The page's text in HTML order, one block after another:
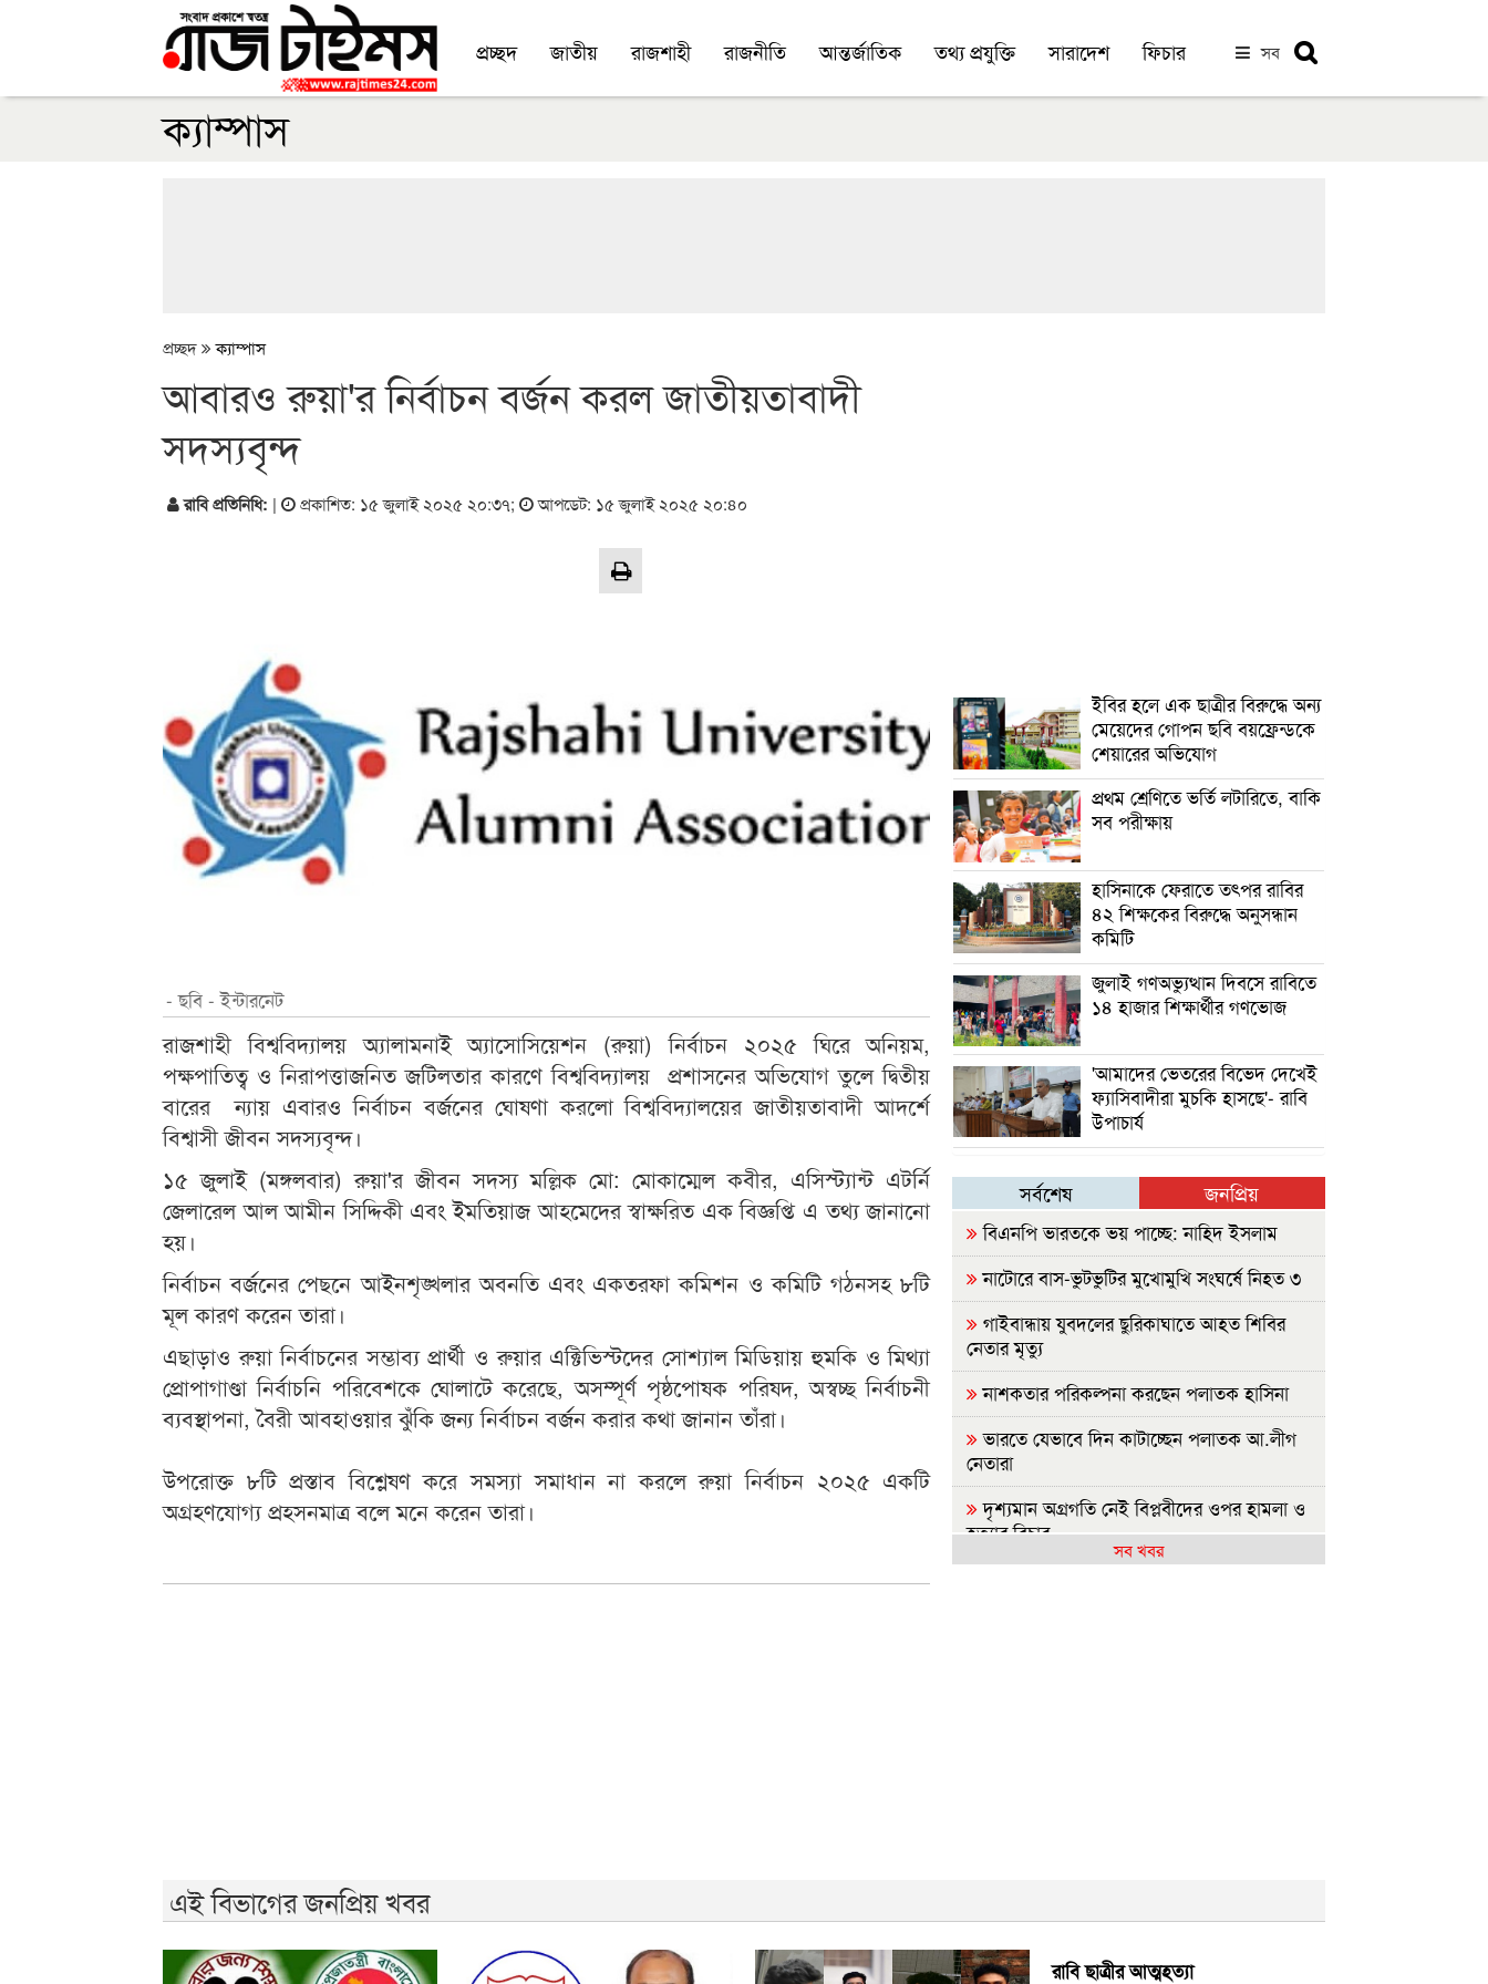
প্রচ্ছদ জাতীয় রাজশাহী রাজনীতি আন্তর্জাতিক তথ্য প্রযুক্তি সারাদেশ ফিচার সব
ক্যাম্পাস
প্রচ্ছদ ক্যাম্পাস
আবারও রুয়া'র নির্বাচন বর্জন করল জাতীয়তাবাদী
সদস্যবৃন্দ
রাবি প্রতিনিধি: | প্রকাশিত: ১৫ জুলাই ২০২৫ ২০:৩৭; আপডেট: ১৫ জুলাই ২০২৫ ২০:৪০
- ছবি - ইন্টারনেট
রাজশাহী বিশ্ববিদ্যালয় অ্যালামনাই অ্যাসোসিয়েশন (রুয়া) নির্বাচন ২০২৫ ঘিরে অনিয়ম,
পক্ষপাতিত্ব ও নিরাপত্তাজনিত জটিলতার কারণে বিশ্ববিদ্যালয় প্রশাসনের অভিযোগ তুলে দ্বিতীয়
বারের ন্যায় এবারও নির্বাচন বর্জনের ঘোষণা করলো বিশ্ববিদ্যালয়ের জাতীয়তাবাদী আদর্শে
বিশ্বাসী জীবন সদস্যবৃন্দ।
১৫ জুলাই (মঙ্গলবার) রুয়া'র জীবন সদস্য মল্লিক মো: মোকাম্মেল কবীর, এসিস্ট্যান্ট এটর্নি
জেলারেল আল আমীন সিদ্দিকী এবং ইমতিয়াজ আহমেদের স্বাক্ষরিত এক বিজ্ঞপ্তি এ তথ্য জানানো
হয়।
নির্বাচন বর্জনের পেছনে আইনশৃঙ্খলার অবনতি এবং একতরফা কমিশন ও কমিটি গঠনসহ ৮টি
মূল কারণ করেন তারা।
এছাড়াও রুয়া নির্বাচনের সম্ভাব্য প্রার্থী ও রুয়ার এক্টিভিস্টদের সোশ্যাল মিডিয়ায় হুমকি ও মিথ্যা
প্রোপাগাণ্ডা নির্বাচনি পরিবেশকে ঘোলাটে করেছে, অসম্পূর্ণ পৃষ্ঠপোষক পরিষদ, অস্বচ্ছ নির্বাচনী
ব্যবস্থাপনা, বৈরী আবহাওয়ার ঝুঁকি জন্য নির্বাচন বর্জন করার কথা জানান তাঁরা।
উপরোক্ত ৮টি প্রস্তাব বিশ্লেষণ করে সমস্যা সমাধান না করলে রুয়া নির্বাচন ২০২৫ একটি
অগ্রহণযোগ্য প্রহসনমাত্র বলে মনে করেন তারা।
ইবির হলে এক ছাত্রীর বিরুদ্ধে অন্য
মেয়েদের গোপন ছবি বয়ফ্রেন্ডকে
শেয়ারের অভিযোগ
প্রথম শ্রেণিতে ভর্তি লটারিতে, বাকি
সব পরীক্ষায়
হাসিনাকে ফেরাতে তৎপর রাবির
৪২ শিক্ষকের বিরুদ্ধে অনুসন্ধান
কমিটি
জুলাই গণঅভ্যুত্থান দিবসে রাবিতে
১৪ হাজার শিক্ষার্থীর গণভোজ
'আমাদের ভেতরের বিভেদ দেখেই
ফ্যাসিবাদীরা মুচকি হাসছে'- রাবি
উপাচার্য
সর্বশেষ জনপ্রিয়
বিএনপি ভারতকে ভয় পাচ্ছে: নাহিদ ইসলাম
নাটোরে বাস-ভুটভুটির মুখোমুখি সংঘর্ষে নিহত ৩
গাইবান্ধায় যুবদলের ছুরিকাঘাতে আহত শিবির
নেতার মৃত্যু
নাশকতার পরিকল্পনা করছেন পলাতক হাসিনা
ভারতে যেভাবে দিন কাটাচ্ছেন পলাতক আ.লীগ
নেতারা
দৃশ্যমান অগ্রগতি নেই বিপ্লবীদের ওপর হামলা ও
হত্যার বিচার
বন্যায় ক্ষতিগ্রস্ত ১০০ পরিবারকে নতুন ঘর দেবেন
প্রধানমন্ত্রী
সব খবর
এই বিভাগের জনপ্রিয় খবর
রাবি ছাত্রীর আত্মহত্যা